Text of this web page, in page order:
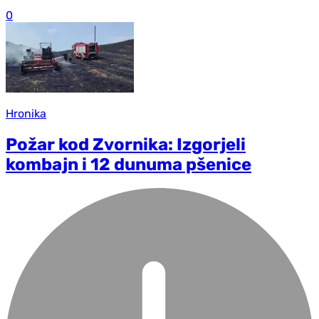
0
Hronika
Požar kod Zvornika: Izgorjeli
kombajn i 12 dunuma pšenice